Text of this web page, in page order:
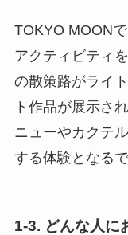
TOKYO MOON
アクティビティ
の散策路がライ
ト作品が展示さ
ニューやカクテ
する体験となるで
1-3. どんな人に